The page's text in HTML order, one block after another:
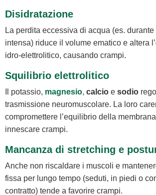
Disidratazione
La perdita eccessiva di acqua (es.
intensa) riduce il volume ematico e altera
idro‑elettrolitico, causando crampi.
Squilibrio elettrolitico
Il potassio, magnesio, calcio e sodio
trasmissione neuromuscolare. La loro
compromettere l’equilibrio della
innescare crampi.
Mancanza di stretching e
Anche non riscaldare i muscoli e
fissa per lungo tempo (seduti, in piedi o
contratto) tende a favorire crampi.